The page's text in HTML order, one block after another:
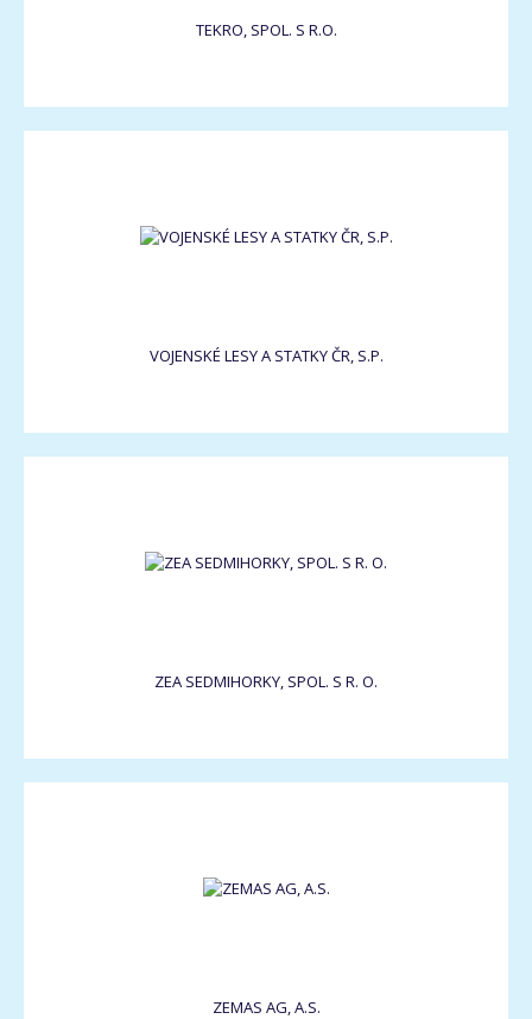
TEKRO, SPOL. S R.O.
VOJENSKÉ LESY A STATKY ČR, S.P.
ZEA SEDMIHORKY, SPOL. S R. O.
ZEMAS AG, A.S.